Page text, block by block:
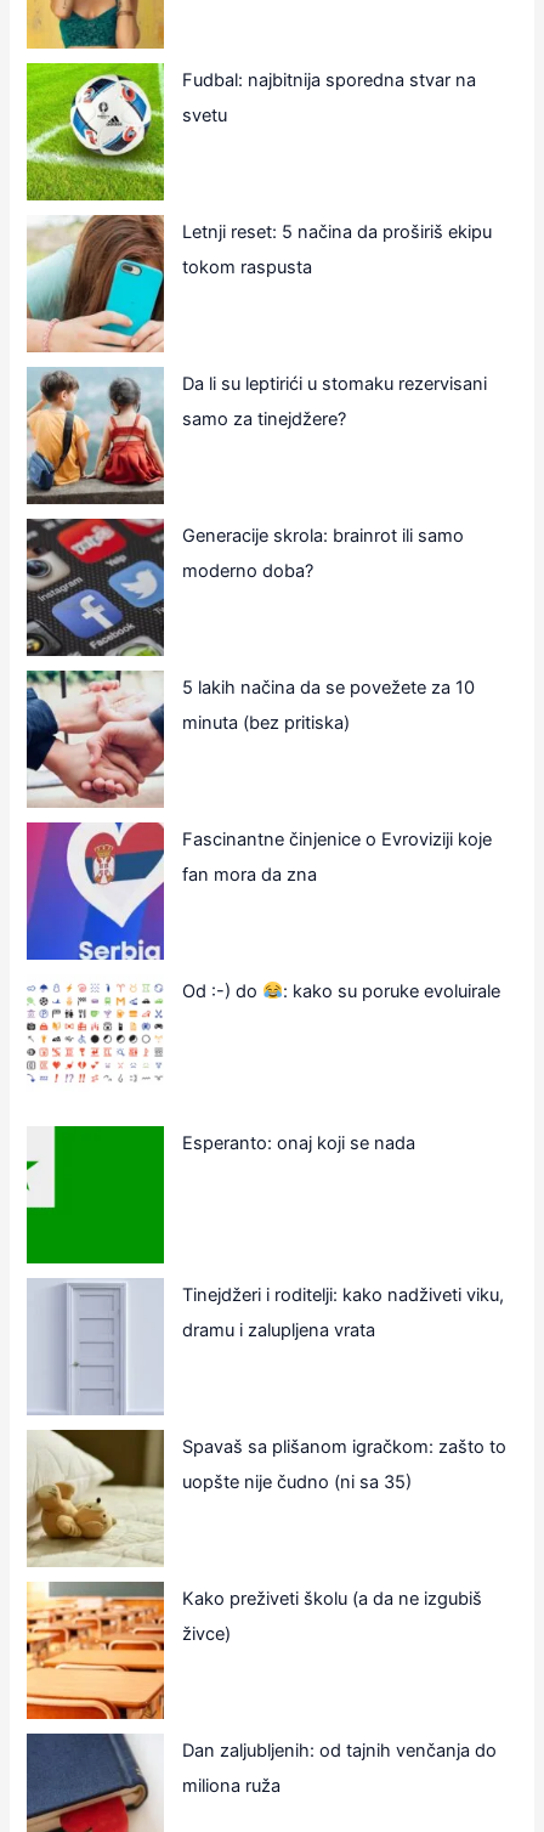
Fudbal: najbitnija sporedna stvar na
svetu
Letnji reset: 5 načina da proširiš ekipu
tokom raspusta
Da li su leptirići u stomaku rezervisani
samo za tinejdžere?
Generacije skrola: brainrot ili samo
moderno doba?
5 lakih načina da se povežete za 10
minuta (bez pritiska)
Fascinantne činjenice o Evroviziji koje
fan mora da zna
Od :-) do : kako su poruke evoluirale
Esperanto: onaj koji se nada
Tinejdžeri i roditelji: kako nadživeti viku,
dramu i zalupljena vrata
Spavaš sa plišanom igračkom: zašto to
uopšte nije čudno (ni sa 35)
Kako preživeti školu (a da ne izgubiš
živce)
Dan zaljubljenih: od tajnih venčanja do
miliona ruža